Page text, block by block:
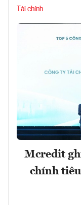
Tài chính
Mcredit
chính